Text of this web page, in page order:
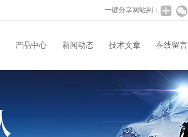
一键分享网站到：
产品中心 新闻动态 技术文章 在线留言